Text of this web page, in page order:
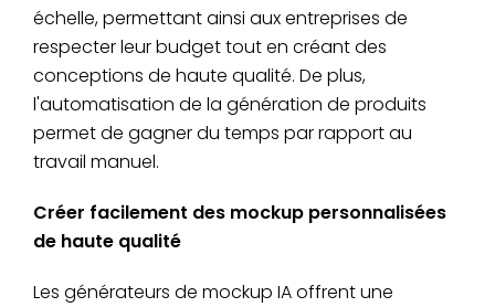
échelle, permettant ainsi aux entreprises de
respecter leur budget tout en créant des
conceptions de haute qualité. De plus,
l'automatisation de la génération de produits
permet de gagner du temps par rapport au
travail manuel.
Créer facilement des mockup personnalisées
de haute qualité
Les générateurs de mockup IA offrent une